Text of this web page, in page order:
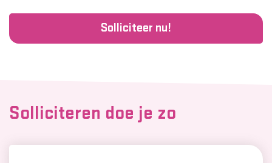
Solliciteer nu!
Solliciteren doe je zo